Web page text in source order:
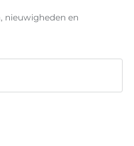
nieuwigheden en